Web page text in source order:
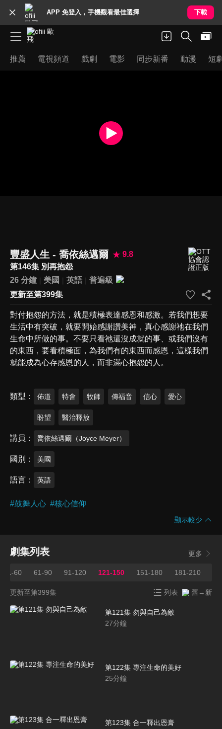
APP 免登入，手機觀看最佳選擇 下載
推薦 電視頻道 戲劇 電影 同步新番 動漫 短
豐盛人生 - 喬依絲邁爾
9.8
第146集 別再抱怨
26 分鐘
美國 英語
普遍級
更新至第399集
對付抱怨的方法，就是積極表達感恩和感激。若我們想要
生活中有突破，就要開始感謝讚美神，真心感謝祂在我們
生命中所做的事。不要只看祂還沒成就的事、或我們沒有
的東西，要看積極面，為我們有的東西而感恩，這樣我們
就能成為心存感恩的人，而非滿心抱怨的人。
類型 佈道 特會 牧師 傳福音 信心 愛心
盼望 醫治釋放
講員 喬依絲邁爾（Joyce Meyer）
國別 美國
語言 英語
#鼓舞人心 #核心信仰
顯示較少
劇集列表 更多
31-60 61-90 91-120 121-150 151-180 181-210
更新至第399集 列表 舊→新
第121集 勿與自己為敵
27分鐘
第122集 專注生命的美好
25分鐘
第123集 合一釋出恩膏